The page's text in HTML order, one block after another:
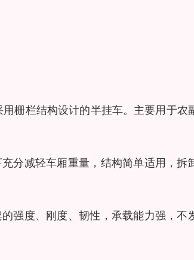
栅栏结构设计的半挂车。主要用于农
分减轻车厢重量，结构简单适用，拆
强度、刚度、韧性，承载能力强，不